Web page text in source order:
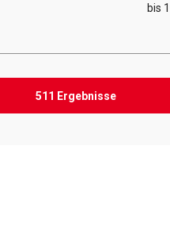
bis
511 Ergebnisse